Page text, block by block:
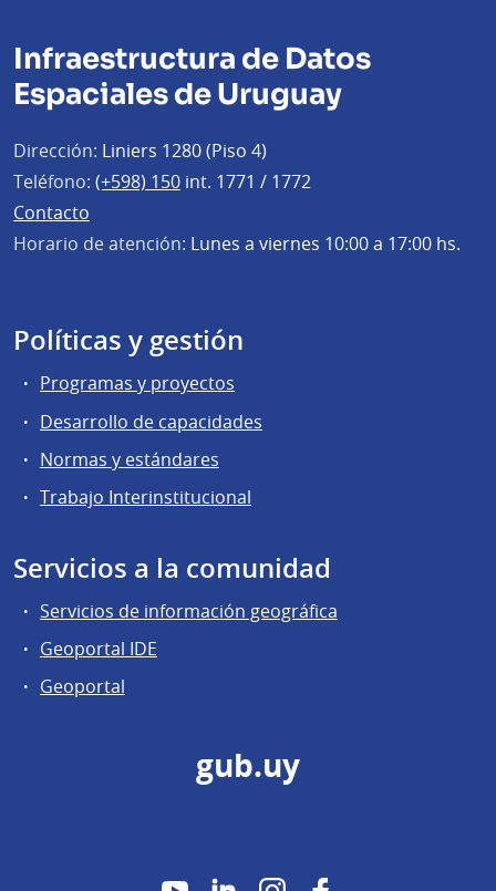
Infraestructura de Datos
Espaciales de Uruguay
Dirección: Liniers 1280 (Piso 4)
Teléfono: (+598) 150 int. 1771 / 1772
Contacto
Horario de atención: Lunes a viernes 10:00 a 17:00 hs.
Políticas y gestión
Programas y proyectos
Desarrollo de capacidades
Normas y estándares
Trabajo Interinstitucional
Servicios a la comunidad
Servicios de información geográfica
Geoportal IDE
Geoportal
gub.uy